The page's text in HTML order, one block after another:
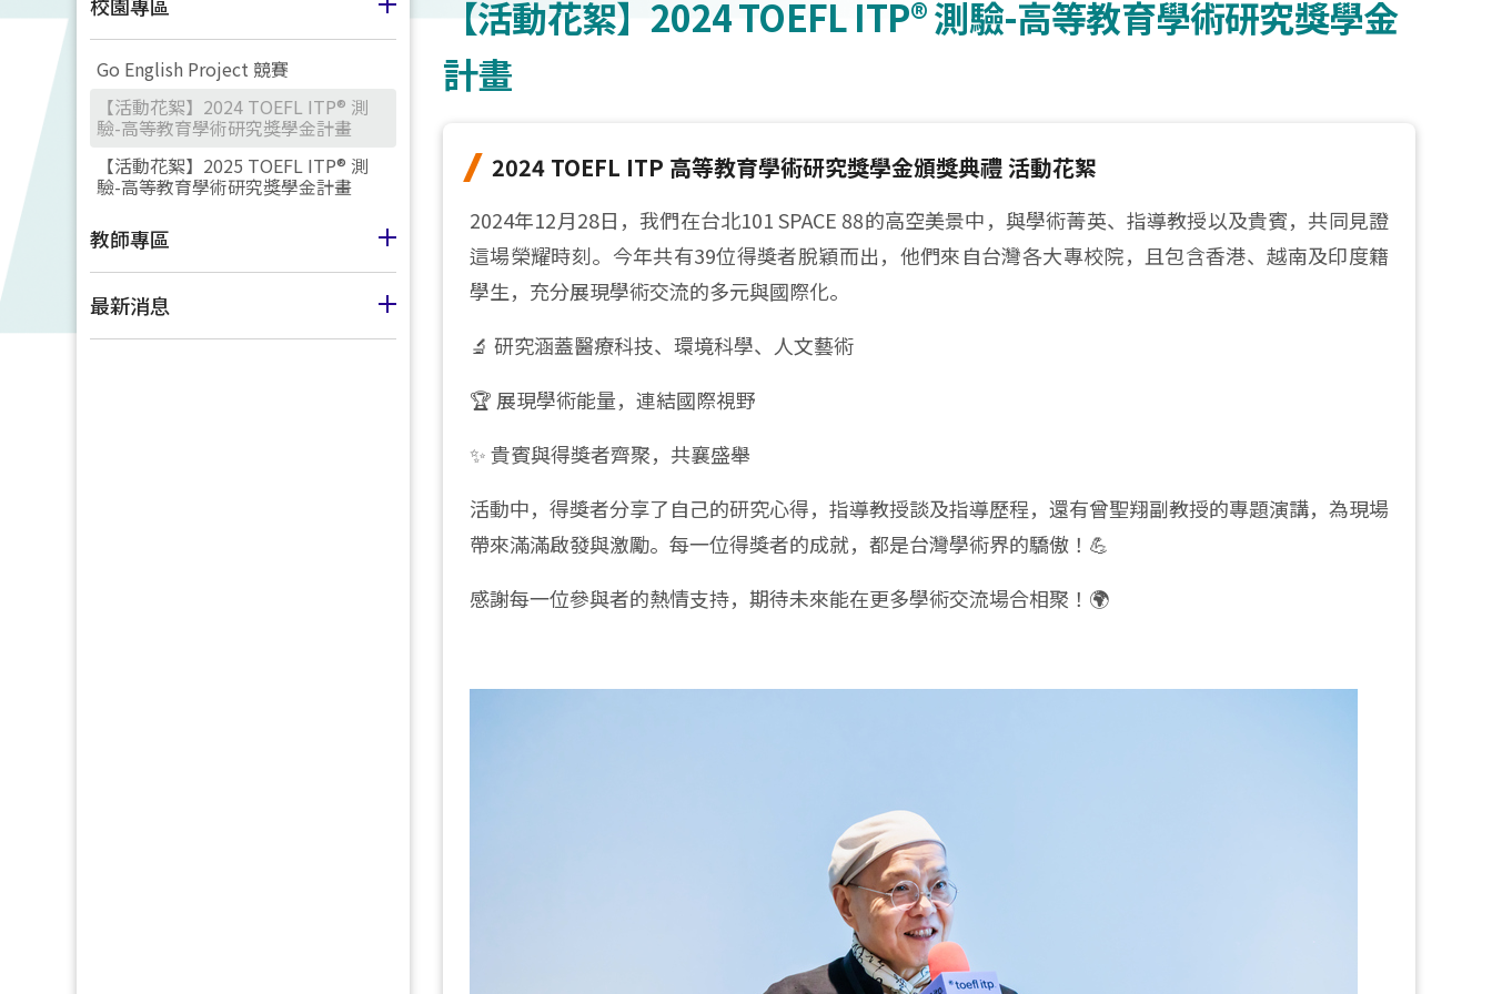
Go English Project 競賽
【活動花絮】2024 TOEFL ITP® 測
驗-高等教育學術研究獎學金計畫
【活動花絮】2025 TOEFL ITP® 測
驗-高等教育學術研究獎學金計畫
教師專區
最新消息
【活動花絮】2024 TOEFL ITP® 測驗-高等教育學術研究獎學金
計畫
2024 TOEFL ITP 高等教育學術研究獎學金頒獎典禮 活動花絮
2024年12月28日，我們在台北101 SPACE 88的高空美景中，與學術菁英、指導教授以及貴賓，共同見證
這場榮耀時刻。今年共有39位得獎者脫穎而出，他們來自台灣各大專校院，且包含香港、越南及印度籍
學生，充分展現學術交流的多元與國際化。
🔬 研究涵蓋醫療科技、環境科學、人文藝術
🏆 展現學術能量，連結國際視野
✨ 貴賓與得獎者齊聚，共襄盛舉
活動中，得獎者分享了自己的研究心得，指導教授談及指導歷程，還有曾聖翔副教授的專題演講，為現場
帶來滿滿啟發與激勵。每一位得獎者的成就，都是台灣學術界的驕傲！💪
感謝每一位參與者的熱情支持，期待未來能在更多學術交流場合相聚！🌍